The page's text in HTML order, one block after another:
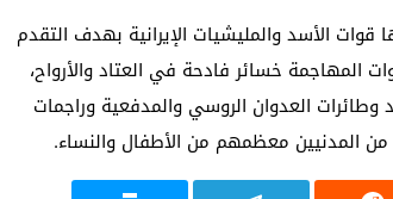
الأسد والمليشيات الإيرانية بهدف التقدم
خسائر فادحة في العتاد والأرواح،
العدوان الروسي والمدفعية وراجمات
المدنيين معظمهم من الأطفال والنساء.